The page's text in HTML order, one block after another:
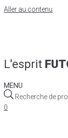
Aller au contenu
L'esprit
MENU
Recherche de
0